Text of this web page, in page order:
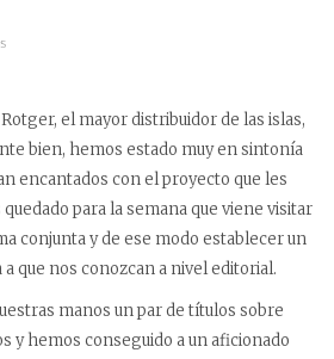
el mayor distribuidor de las islas,
bien, hemos estado muy en sintonía
encantados con el proyecto que les
para la semana que viene visitar
conjunta y de ese modo establecer un
que nos conozcan a nivel editorial.
manos un par de títulos sobre
y hemos conseguido a un aficionado